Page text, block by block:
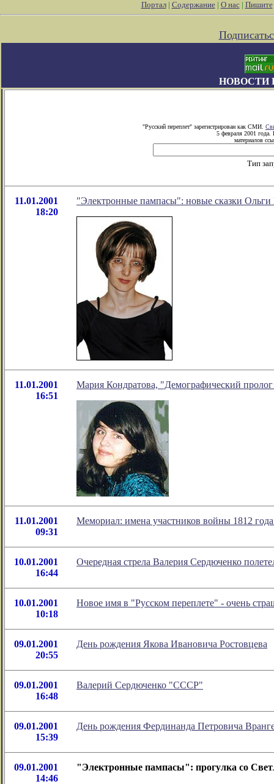
Портал| Содержание| О нас| Пишите
НОВОСТИ
"Русский переплет" зарегистрирован как СМИ.
5 февраля 2001 года.
материалов
Тип
11.01.2001
18:20
"Электронные пампасы": новые сказки Ольги
11.01.2001
16:51
Мария Кондратова, "Демографический пролог
11.01.2001
09:31
Мемориал: имена участников войны 1812
10.01.2001
16:44
Очередная стрела Валерия Сердюченко
10.01.2001
10:18
Новое имя в "Русском переплете" - очень
09.01.2001
20:55
День рождения Якова Ивановича Ростовцева
09.01.2001
16:48
Валерий Сердюченко "СССР"
09.01.2001
15:39
День рождения Фердинанда Петровича
09.01.2001
14:46
"Электронные пампасы": прогулка со